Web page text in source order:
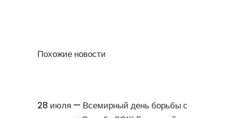
Похожие новости
28 июля — Всемирный день борьбы с